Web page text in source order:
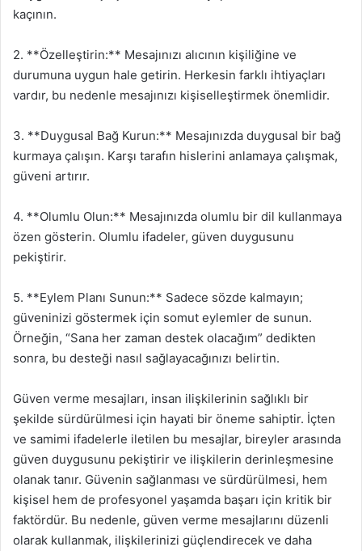
kaçının.
2. **Özelleştirin:** Mesajınızı alıcının kişiliğine ve
durumuna uygun hale getirin. Herkesin farklı ihtiyaçları
vardır, bu nedenle mesajınızı kişiselleştirmek önemlidir.
3. **Duygusal Bağ Kurun:** Mesajınızda duygusal bir bağ
kurmaya çalışın. Karşı tarafın hislerini anlamaya çalışmak,
güveni artırır.
4. **Olumlu Olun:** Mesajınızda olumlu bir dil kullanmaya
özen gösterin. Olumlu ifadeler, güven duygusunu
pekiştirir.
5. **Eylem Planı Sunun:** Sadece sözde kalmayın;
güveninizi göstermek için somut eylemler de sunun.
Örneğin, “Sana her zaman destek olacağım” dedikten
sonra, bu desteği nasıl sağlayacağınızı belirtin.
Güven verme mesajları, insan ilişkilerinin sağlıklı bir
şekilde sürdürülmesi için hayati bir öneme sahiptir. İçten
ve samimi ifadelerle iletilen bu mesajlar, bireyler arasında
güven duygusunu pekiştirir ve ilişkilerin derinleşmesine
olanak tanır. Güvenin sağlanması ve sürdürülmesi, hem
kişisel hem de profesyonel yaşamda başarı için kritik bir
faktördür. Bu nedenle, güven verme mesajlarını düzenli
olarak kullanmak, ilişkilerinizi güçlendirecek ve daha